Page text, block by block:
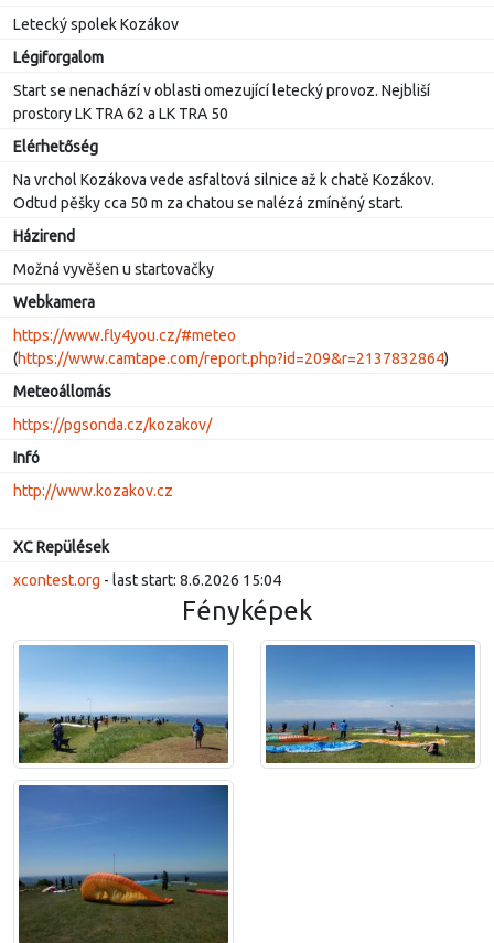
Letecký spolek Kozákov
Légiforgalom
Start se nenachází v oblasti omezující letecký provoz. Nejbliší
prostory LK TRA 62 a LK TRA 50
Elérhetőség
Na vrchol Kozákova vede asfaltová silnice až k chatě Kozákov.
Odtud pěšky cca 50 m za chatou se nalézá zmíněný start.
Házirend
Možná vyvěšen u startovačky
Webkamera
https://www.fly4you.cz/#meteo
(https://www.camtape.com/report.php?id=209&r=2137832864)
Meteoállomás
https://pgsonda.cz/kozakov/
Infó
http://www.kozakov.cz
XC Repülések
xcontest.org - last start: 8.6.2026 15:04
Fényképek